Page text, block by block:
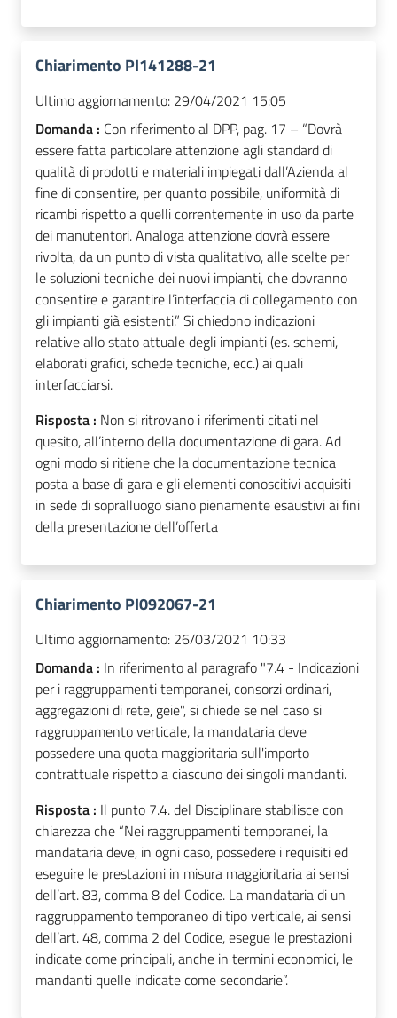
Chiarimento PI141288-21
Ultimo aggiornamento: 29/04/2021 15:05
Domanda : Con riferimento al DPP, pag. 17 – “Dovrà
essere fatta particolare attenzione agli standard di
qualità di prodotti e materiali impiegati dall’Azienda al
fine di consentire, per quanto possibile, uniformità di
ricambi rispetto a quelli correntemente in uso da parte
dei manutentori. Analoga attenzione dovrà essere
rivolta, da un punto di vista qualitativo, alle scelte per
le soluzioni tecniche dei nuovi impianti, che dovranno
consentire e garantire l’interfaccia di collegamento con
gli impianti già esistenti.” Si chiedono indicazioni
relative allo stato attuale degli impianti (es. schemi,
elaborati grafici, schede tecniche, ecc.) ai quali
interfacciarsi.
Risposta : Non si ritrovano i riferimenti citati nel
quesito, all’interno della documentazione di gara. Ad
ogni modo si ritiene che la documentazione tecnica
posta a base di gara e gli elementi conoscitivi acquisiti
in sede di sopralluogo siano pienamente esaustivi ai fini
della presentazione dell’offerta
Chiarimento PI092067-21
Ultimo aggiornamento: 26/03/2021 10:33
Domanda : In riferimento al paragrafo "7.4 - Indicazioni
per i raggruppamenti temporanei, consorzi ordinari,
aggregazioni di rete, geie", si chiede se nel caso si
raggruppamento verticale, la mandataria deve
possedere una quota maggioritaria sull'importo
contrattuale rispetto a ciascuno dei singoli mandanti.
Risposta : Il punto 7.4. del Disciplinare stabilisce con
chiarezza che “Nei raggruppamenti temporanei, la
mandataria deve, in ogni caso, possedere i requisiti ed
eseguire le prestazioni in misura maggioritaria ai sensi
dell’art. 83, comma 8 del Codice. La mandataria di un
raggruppamento temporaneo di tipo verticale, ai sensi
dell’art. 48, comma 2 del Codice, esegue le prestazioni
indicate come principali, anche in termini economici, le
mandanti quelle indicate come secondarie”.